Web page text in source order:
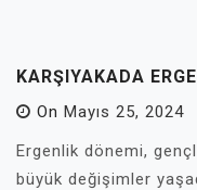
KARŞIYAKADA
On Mayıs 25, 2024
Ergenlik dönemi,
büyük değişimler